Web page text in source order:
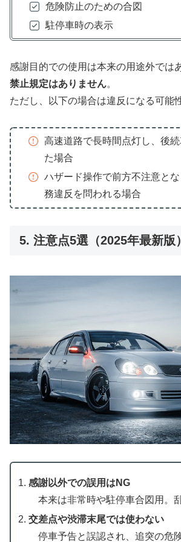
危険防止のための合図
駐停車時の表示
感謝目的での使用は本来の用途外では
禁止規定はありません。
ただし、以下の場合は違反になる可能
高速道路で長時間点灯し、後
た場合
ハザード操作で前方不注意と
務違反を問われる場合
5. 注意点5選（2025年最新版）
感謝以外での誤用はNG
本来は非常時や駐停車合図用。
交差点や渋滞末尾では使わない
停車予告と誤認され、追突の危険